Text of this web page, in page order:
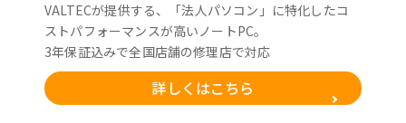
VALTECが提供する、「法人パソコン」に特化したコ
ストパフォーマンスが高いノートPC。
3年保証込みで全国店舗の修理店で対応
詳しくはこちら